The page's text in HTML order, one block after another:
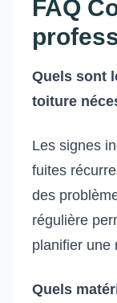
FAQ
Quels sont
toiture
Les signes
fuites
des
régulière
planifier une
Quels